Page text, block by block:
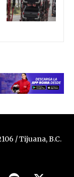
/ Tijuana, B.C.